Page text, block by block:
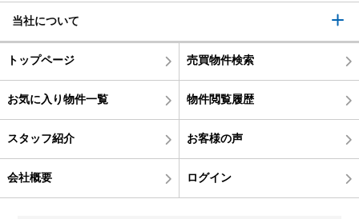
当社について
トップページ 売買物件検索
お気に入り物件一覧 物件閲覧履歴
スタッフ紹介 お客様の声
会社概要 ログイン